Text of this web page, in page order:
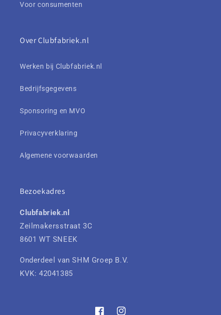
Voor consumenten
Over Clubfabriek.nl
Werken bij Clubfabriek.nl
Bedrijfsgegevens
Sponsoring en MVO
Privacyverklaring
Algemene voorwaarden
Bezoekadres
Clubfabriek.nl
Zeilmakersstraat 3C
8601 WT SNEEK
Onderdeel van SHM Groep B.V.
KVK: 42041385